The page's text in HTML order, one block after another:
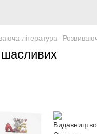
література